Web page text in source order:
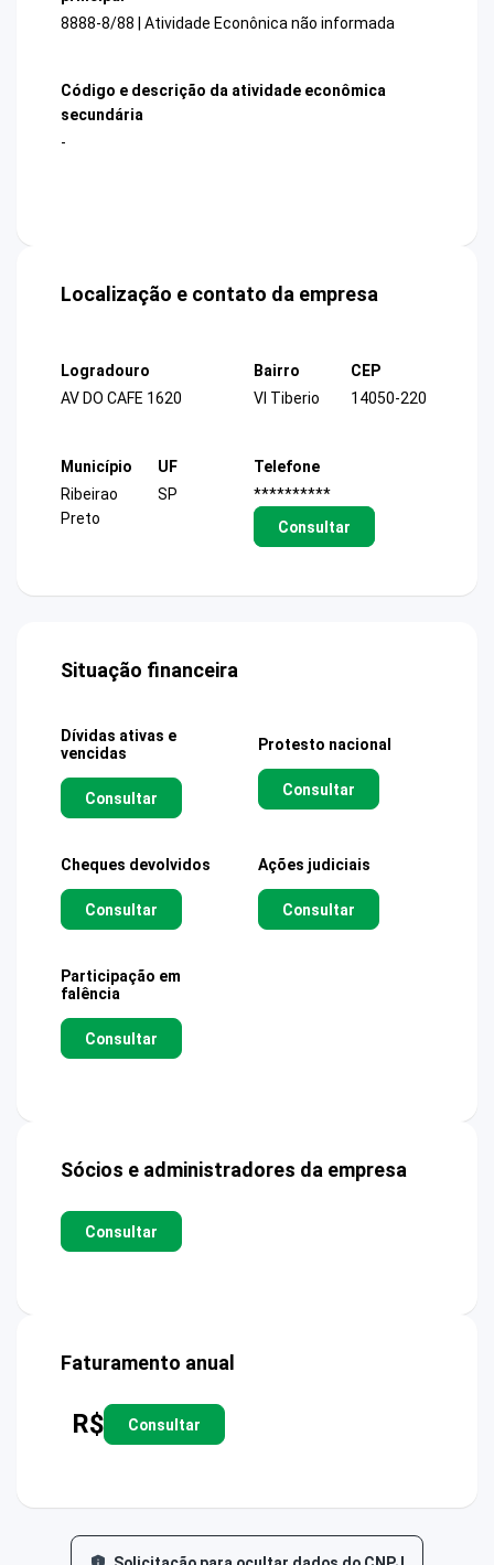
8888-8/88 | Atividade Econônica não informada
Código e descrição da atividade econômica
secundária
-
Localização e contato da empresa
Logradouro
AV DO CAFE 1620
Bairro
Vl Tiberio
CEP
14050-220
Município
Ribeirao
Preto
UF
SP
Telefone
**********
Consultar
Situação financeira
Dívidas ativas e
vencidas
Consultar
Protesto nacional
Consultar
Cheques devolvidos
Consultar
Ações judiciais
Consultar
Participação em
falência
Consultar
Sócios e administradores da empresa
Consultar
Faturamento anual
R$ Consultar